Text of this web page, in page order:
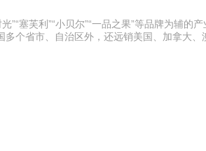
塞芙利”“小贝尔”“一品之果”等品牌为辅的
个省市、自治区外，还远销美国、加拿大、